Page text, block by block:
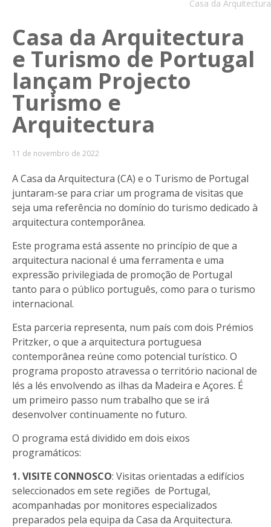
Casa da Arquitectura
Casa da Arquitectura
e Turismo de Portugal
lançam Projecto
Turismo e
Arquitectura
11 de novembro de 2022
A Casa da Arquitectura (CA) e o Turismo de Portugal
juntaram-se para criar um programa de visitas que
seja uma referência no domínio do turismo dedicado à
arquitectura contemporânea.
Este programa está assente no princípio de que a
arquitectura nacional é uma ferramenta e uma
expressão privilegiada de promoção de Portugal
tanto para o público português, como para o turismo
internacional.
Esta parceria representa, num país com dois Prémios
Pritzker, o que a arquitectura portuguesa
contemporânea reúne como potencial turístico. O
programa proposto atravessa o território nacional de
lés a lés envolvendo as ilhas da Madeira e Açores. É
um primeiro passo num trabalho que se irá
desenvolver continuamente no futuro.
O programa está dividido em dois eixos
programáticos:
1. VISITE CONNOSCO: Visitas orientadas a edifícios
seleccionados em sete regiões de Portugal,
acompanhadas por monitores especializados
preparados pela equipa da Casa da Arquitectura.